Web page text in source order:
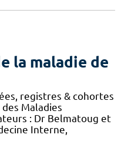
la maladie de
registres & cohortes
Maladies
: Dr Belmatoug et
Interne,